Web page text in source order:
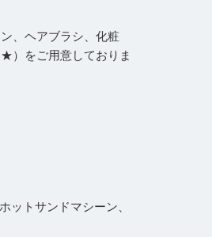
、ヘアブラシ、化粧
）をご用意しておりま
ットサンドマシーン、